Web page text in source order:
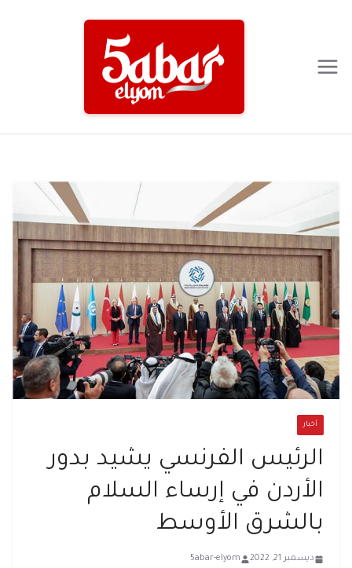
أخبار
الرئيس الفرنسي يشيد بدور
الأردن في إرساء السلام
بالشرق الأوسط
ديسمبر 21, 2022 5abar-elyom